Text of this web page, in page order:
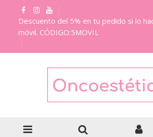
Descuento del 5% en tu pedido si lo
móvil. CÓDIGO:5MOVIL